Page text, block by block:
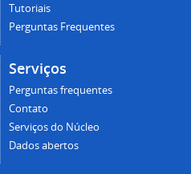
Tutoriais
Perguntas Frequentes
Serviços
Perguntas frequentes
Contato
Serviços do Núcleo
Dados abertos